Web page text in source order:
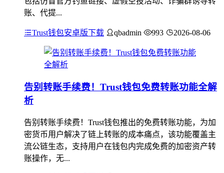
账、代提...
Trust钱包安卓版下载 qbadmin 993 2026-08-06
告别转账手续费！Trust钱包免费转账功能全解
析
告别转账手续费！Trust钱包推出的免费转账功能，为加
密货币用户解决了链上转账的成本痛点，该功能覆盖主
流公链生态，支持用户在钱包内完成免费的加密资产转
账操作，无...